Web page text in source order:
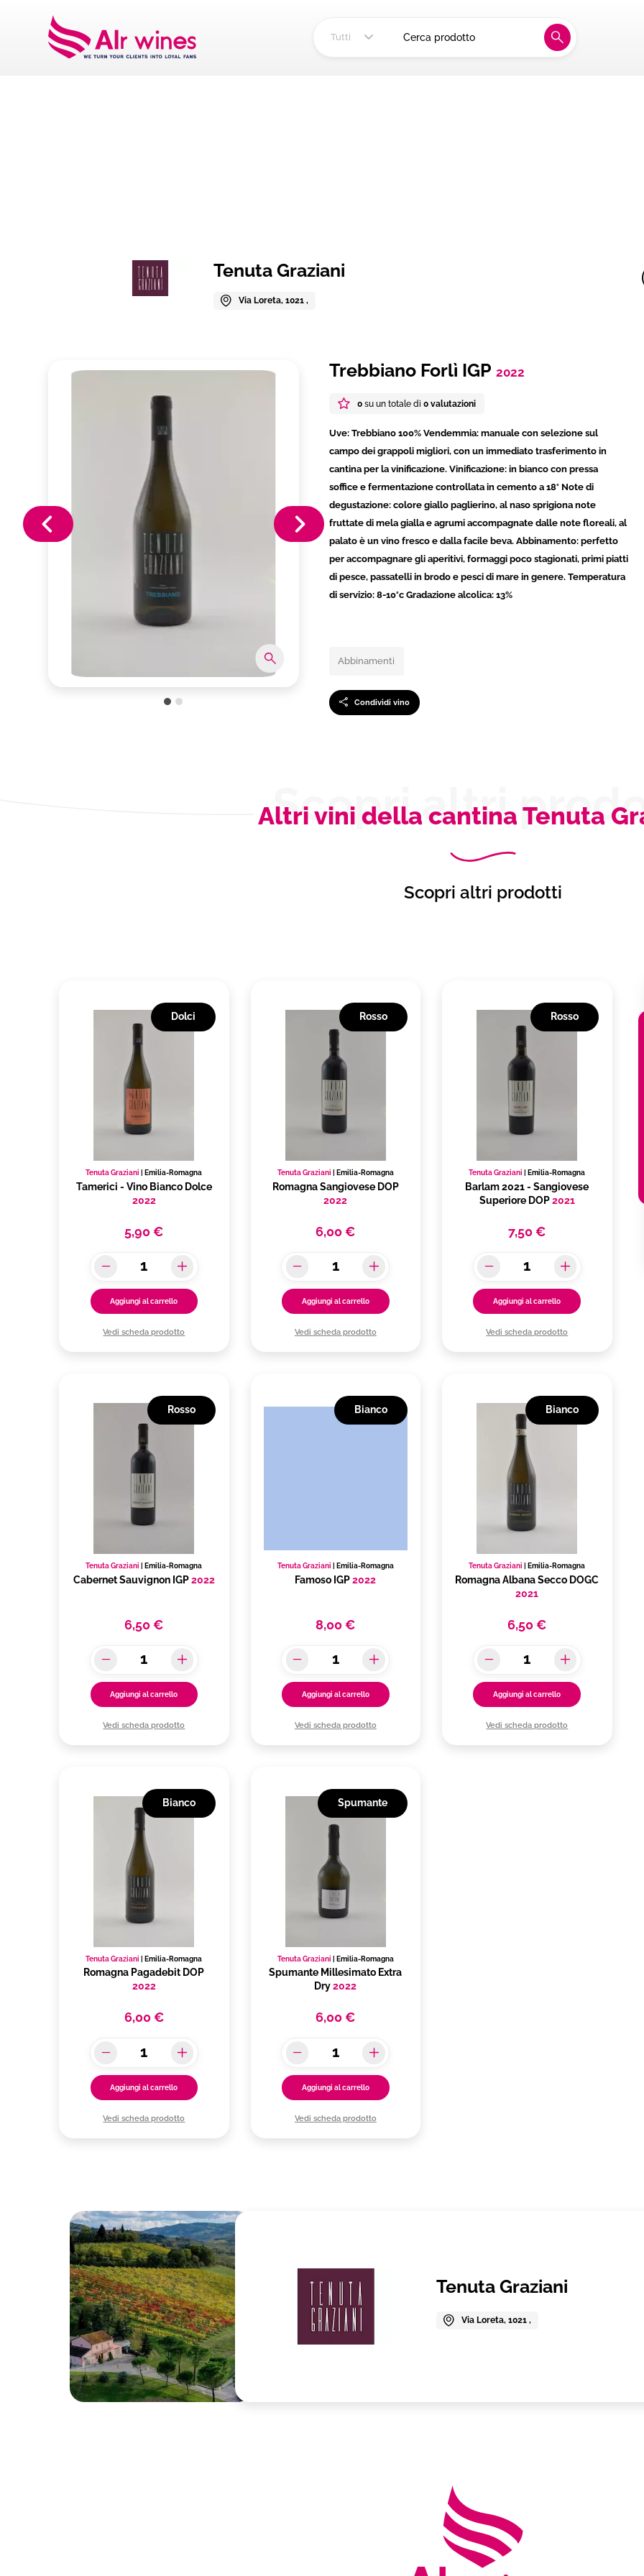
Dalla loro vendemmia, alla tua tavola
Tutti
Tenuta Graziani
Via Loreta, 1021 ,
Trebbiano Forlì IGP 2022
0su un totale di 0 valutazioni
Uve: Trebbiano 100% Vendemmia: manuale con selezione sul
campo dei grappoli migliori, con un immediato trasferimento in
cantina per la vinificazione. Vinificazione: in bianco con pressa
soffice e fermentazione controllata in cemento a 18° Note di
degustazione: colore giallo paglierino, al naso sprigiona note
fruttate di mela gialla e agrumi accompagnate dalle note floreali, al
palato è un vino fresco e dalla facile beva. Abbinamento: perfetto
per accompagnare gli aperitivi, formaggi poco stagionati, primi piatti
di pesce, passatelli in brodo e pesci di mare in genere. Temperatura
di servizio: 8-10°c Gradazione alcolica: 13%
Abbinamenti
Condividi vino
Scopri altri
Altri vini della cantina Tenuta
Scopri altri prodotti
Dolci
Tenuta Graziani Emilia-Romagna
Tamerici - Vino Bianco Dolce
2022
5,90 €
Aggiungi al carrello
Vedi scheda prodotto
Rosso
Tenuta Graziani Emilia-Romagna
Romagna Sangiovese DOP
2022
6,00 €
Aggiungi al carrello
Vedi scheda prodotto
Rosso
Tenuta Graziani Emilia-Romagna
Barlam 2021 - Sangiovese
Superiore DOP2021
7,50 €
Aggiungi al carrello
Vedi scheda prodotto
Rosso
Tenuta Graziani Emilia-Romagna
Cabernet Sauvignon IGP2022
6,50 €
Aggiungi al carrello
Vedi scheda prodotto
Bianco
Tenuta Graziani Emilia-Romagna
Famoso IGP2022
8,00 €
Aggiungi al carrello
Vedi scheda prodotto
Bianco
Tenuta Graziani Emilia-Romagna
Romagna Albana Secco DOGC
2021
6,50 €
Aggiungi al carrello
Vedi scheda prodotto
Bianco
Tenuta Graziani Emilia-Romagna
Romagna Pagadebit DOP
2022
6,00 €
Aggiungi al carrello
Vedi scheda prodotto
Spumante
Tenuta Graziani Emilia-Romagna
Spumante Millesimato Extra
Dry2022
6,00 €
Aggiungi al carrello
Vedi scheda prodotto
Tenuta Graziani
Via Loreta, 1021 ,